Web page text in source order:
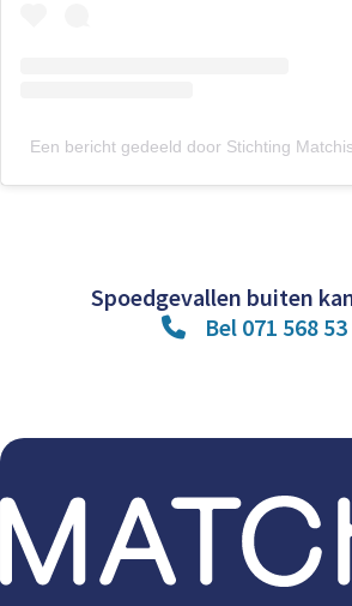
Een bericht gedeeld door Stichting
Spoedgevallen buiten
Bel 071 568